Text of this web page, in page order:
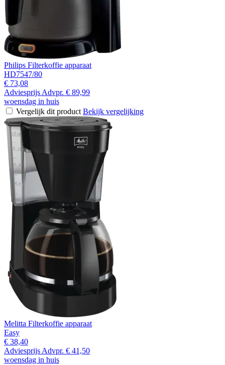
Philips Filterkoffie apparaat
HD7547/80
€ 73,08
Adviesprijs Advpr. € 89,99
woensdag in huis
Vergelijk dit product Bekijk vergelijking
Melitta Filterkoffie apparaat
Easy
€ 38,40
Adviesprijs Advpr. € 41,50
woensdag in huis